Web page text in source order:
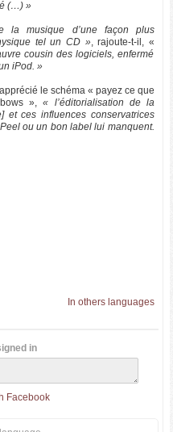
(…) »
la musique d’une façon plus
tel un CD », rajoute-t-il, «
cousin des logiciels, enfermé
iPod. »
le schéma « payez ce que
», « l’éditorialisation de la
et ces influences conservatrices
ou un bon label lui manquent.
In others languages
in
Facebook